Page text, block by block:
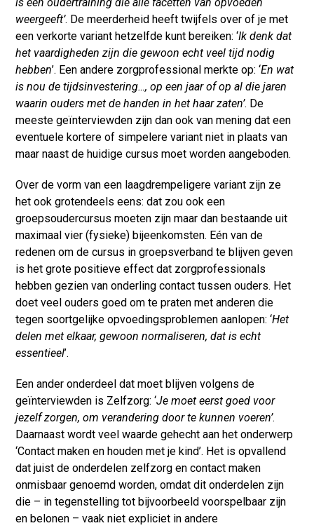
is een oudertraining die alle facetten van opvoeden
weergeeft’. De meerderheid heeft twijfels over of je met
een verkorte variant hetzelfde kunt bereiken: ‘Ik denk dat
het vaardigheden zijn die gewoon echt veel tijd nodig
hebben’. Een andere zorgprofessional merkte op: ‘En wat
is nou de tijdsinvestering…, op een jaar of op al die jaren
waarin ouders met de handen in het haar zaten’. De
meeste geïnterviewden zijn dan ook van mening dat een
eventuele kortere of simpelere variant niet in plaats van
maar naast de huidige cursus moet worden aangeboden.
Over de vorm van een laagdrempeligere variant zijn ze
het ook grotendeels eens: dat zou ook een
groepsoudercursus moeten zijn maar dan bestaande uit
maximaal vier (fysieke) bijeenkomsten. Eén van de
redenen om de cursus in groepsverband te blijven geven
is het grote positieve effect dat zorgprofessionals
hebben gezien van onderling contact tussen ouders. Het
doet veel ouders goed om te praten met anderen die
tegen soortgelijke opvoedingsproblemen aanlopen: ‘Het
delen met elkaar, gewoon normaliseren, dat is echt
essentieel’.
Een ander onderdeel dat moet blijven volgens de
geïnterviewden is Zelfzorg: ‘Je moet eerst goed voor
jezelf zorgen, om verandering door te kunnen voeren’.
Daarnaast wordt veel waarde gehecht aan het onderwerp
‘Contact maken en houden met je kind’. Het is opvallend
dat juist de onderdelen zelfzorg en contact maken
onmisbaar genoemd worden, omdat dit onderdelen zijn
die – in tegenstelling tot bijvoorbeeld voorspelbaar zijn
en belonen – vaak niet expliciet in andere